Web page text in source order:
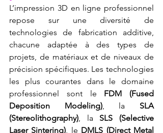
L’impression 3D en ligne professionnel
repose sur une diversité de
technologies de fabrication additive,
chacune adaptée à des types de
projets, de matériaux et de niveaux de
précision spécifiques. Les technologies
les plus courantes dans le domaine
professionnel sont le FDM (Fused
Deposition Modeling), la SLA
(Stereolithography) , la SLS (Selective
Laser Sintering) , le DMLS (Direct Metal